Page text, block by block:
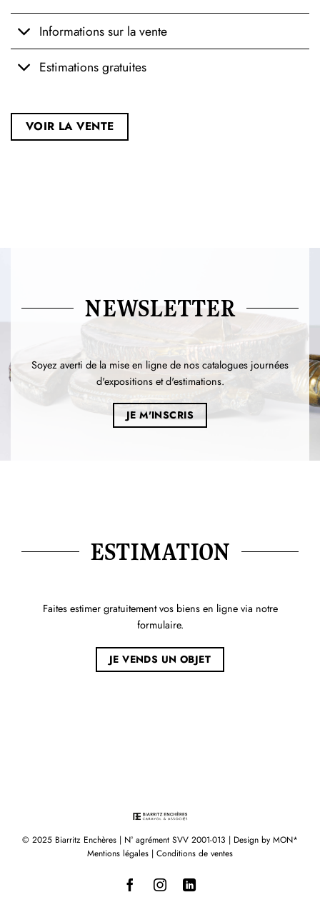
Informations sur la vente
Estimations gratuites
VOIR LA VENTE
NEWSLETTER
Soyez averti de la mise en ligne de nos catalogues journées
d'expositions et d'estimations.
JE M'INSCRIS
ESTIMATION
Faites estimer gratuitement vos biens en ligne via notre
formulaire.
JE VENDS UN OBJET
© 2025 Biarritz Enchères | N° agrément SVV 2001-013 | Design by MON*
Mentions légales | Conditions de ventes